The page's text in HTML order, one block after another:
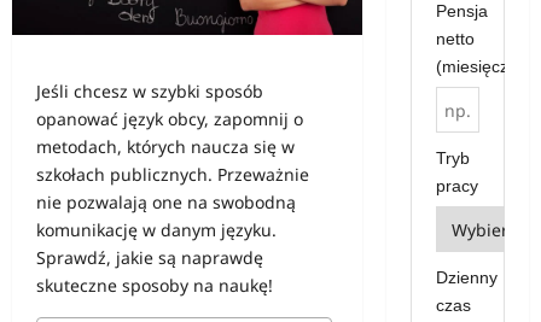
Jeśli chcesz w szybki sposób
opanować język obcy, zapomnij o
metodach, których naucza się w
szkołach publicznych. Przeważnie
nie pozwalają one na swobodną
komunikację w danym języku.
Sprawdź, jakie są naprawdę
skuteczne sposoby na naukę!
Pensja
netto
(miesięcznie)
Tryb
pracy
Dzienny
czas